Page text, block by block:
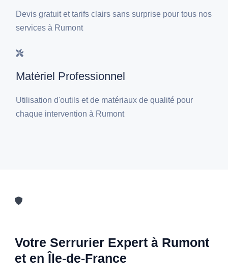
Devis gratuit et tarifs clairs sans surprise pour tous nos
services à Rumont
Matériel Professionnel
Utilisation d'outils et de matériaux de qualité pour
chaque intervention à Rumont
Votre Serrurier Expert à Rumont
et en Île-de-France